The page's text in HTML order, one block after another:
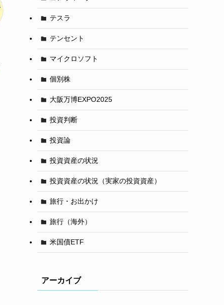
テスラ
テンセント
マイクロソフト
個別株
大阪万博EXPO2025
投資判断
投資論
投資資産の状況
投資資産の状況（実家の投資資産）
旅行・お出かけ
旅行（海外）
米国債ETF
アーカイブ